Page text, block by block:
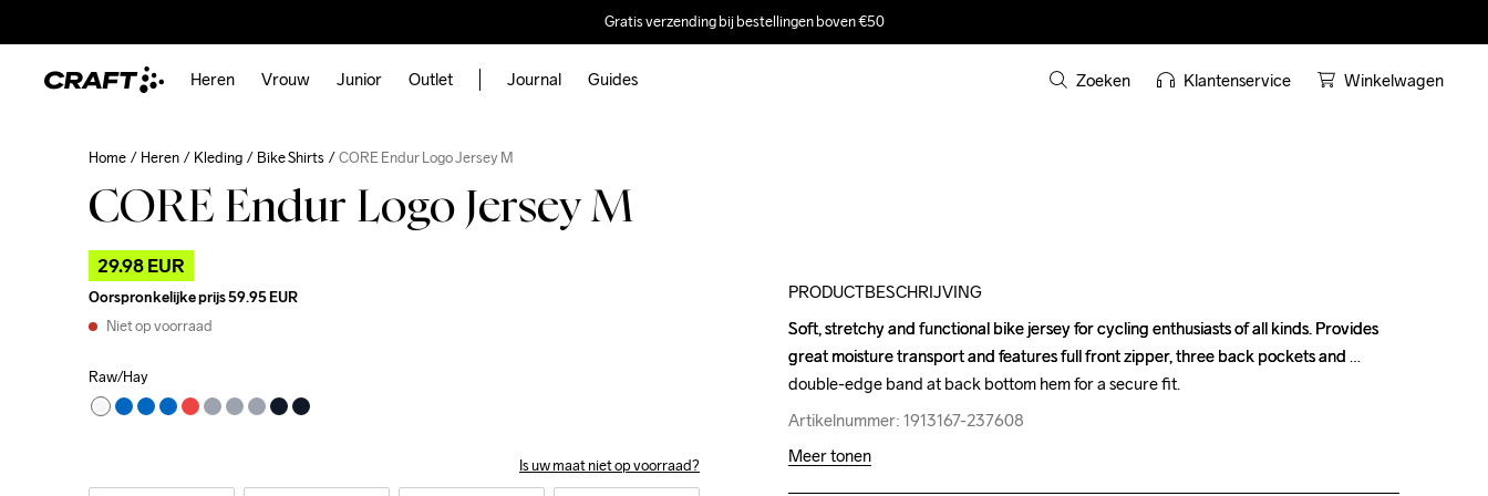
Gratis verzending bij bestellingen boven €50
Heren Vrouw Junior Outlet Journal Guides Zoeken Klantenservice Winkelwagen
Home Heren Kleding Bike Shirts CORE Endur Logo Jersey M
CORE Endur Logo Jersey M
29.98 EUR
Oorspronkelijke prijs59.95 EUR
Niet op voorraad
Raw/Hay
Is uw maat niet op voorraad?
PRODUCTBESCHRIJVING
Soft, stretchy and functional bike jersey for cycling enthusiasts of all kinds. Provides
great moisture transport and features full front zipper, three back pockets and
double-edge band at back bottom hem for a secure fit.
Artikelnummer: 1913167-237608
Soft, stretchy and functional bike jersey for cycling enthusiasts of all kinds. Provides
great moisture transport and features full front zipper, three back pockets and
double-edge band at back bottom hem for a secure fit.
Artikelnummer: 1913167-237608
Meer tonen